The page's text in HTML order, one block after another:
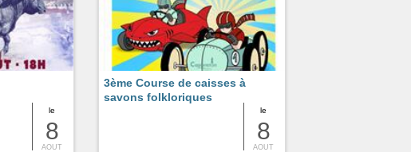
le
8
AOUT
le
8
AOUT
3ème Course de caisses à
savons folkloriques